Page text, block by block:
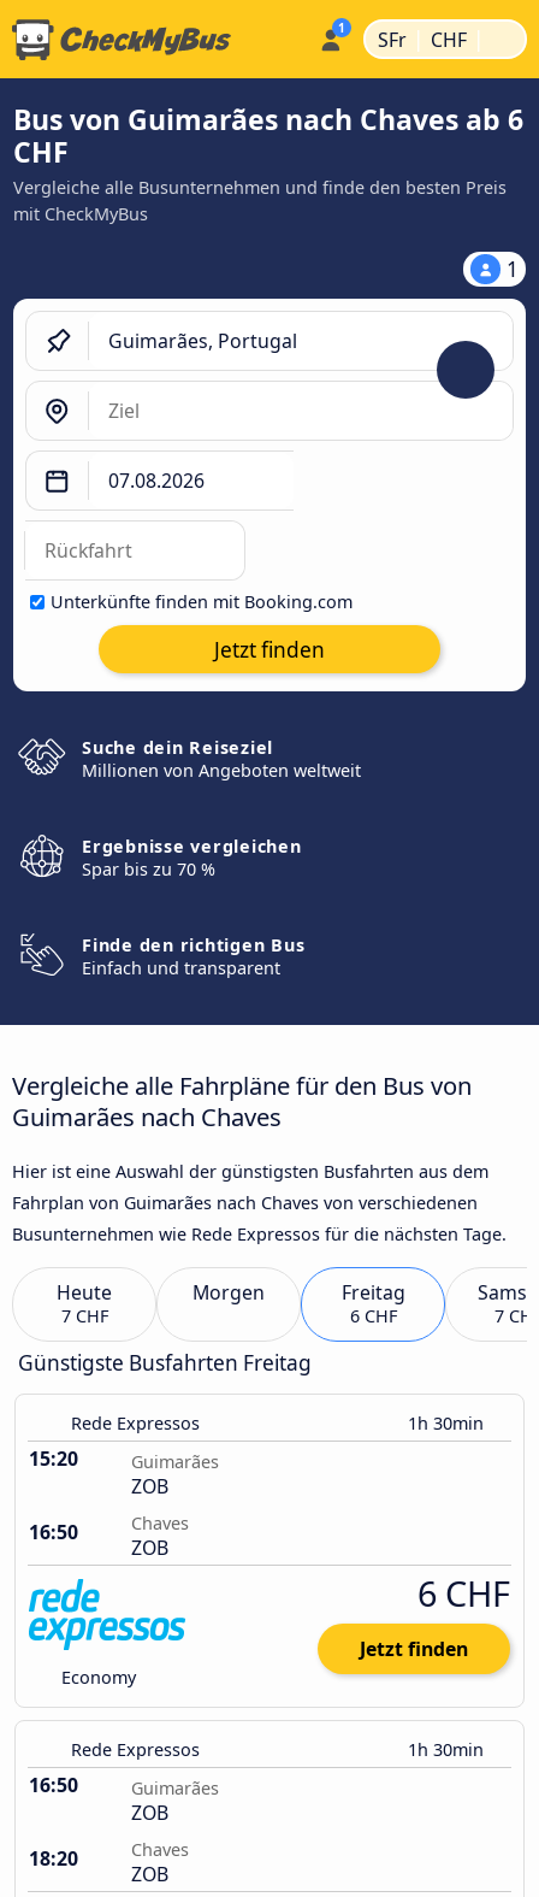
SFr | CHF |
Bus von Guimarães nach Chaves ab 6
CHF
Vergleiche alle Busunternehmen und finde den besten Preis
mit CheckMyBus
1
Unterkünfte finden mit Booking.com
Jetzt finden
Suche dein Reiseziel
Millionen von Angeboten weltweit
Ergebnisse vergleichen
Spar bis zu 70 %
Finde den richtigen Bus
Einfach und transparent
Vergleiche alle Fahrpläne für den Bus von
Guimarães nach Chaves
Hier ist eine Auswahl der günstigsten Busfahrten aus dem
Fahrplan von Guimarães nach Chaves von verschiedenen
Busunternehmen wie Rede Expressos für die nächsten Tage.
Heute
7 CHF
Morgen Freitag
6 CHF 7
Günstigste Busfahrten Freitag
Rede Expressos 1h 30min
15:20 Guimarães
ZOB
16:50
Chaves
ZOB
Economy
6 CHF
Jetzt finden
Rede Expressos 1h 30min
16:50 Guimarães
ZOB
18:20
Chaves
ZOB